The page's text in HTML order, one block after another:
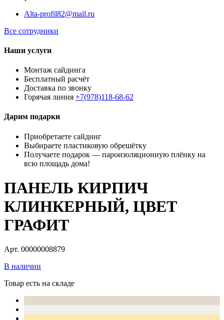
Alta-profil82@mail.ru
Все сотрудники
Наши услуги
Монтаж сайдинга
Бесплатный расчёт
Доставка по звонку
Горячая линия +7(978)118-68-62
Дарим подарки
Приобретаете сайдинг
Выбираете пластиковую обрешётку
Получаете подарок — пароизоляционную плёнку на
всю площадь дома!
ПАНЕЛЬ КИРПИЧ
КЛИНКЕРНЫЙ, ЦВЕТ
ГРАФИТ
Арт. 00000008879
В наличии
Товар есть на складе